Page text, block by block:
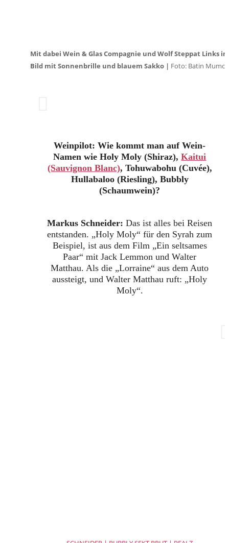
Mit dabei Wein & Glas Compagnie und Wolf Steppat Links im
Bild mit Sonnenbrille und blauem Sakko | Foto: Batin Mumcu
Weinpilot: Wie kommt man auf Wein-
Namen wie Holy Moly (Shiraz),Kaitui
(Sauvignon Blanc), Tohuwabohu (Cuvée),
Hullabaloo (Riesling), Bubbly
(Schaumwein)?
Markus Schneider:Das ist alles bei Reisen
entstanden. „Holy Moly“ für den Syrah zum
Beispiel, ist aus dem Film „Ein seltsames
Paar“ mit Jack Lemmon und Walter
Matthau. Als die „Lorraine“ aus dem Auto
aussteigt, und Walter Matthau ruft: „Holy
Moly“.